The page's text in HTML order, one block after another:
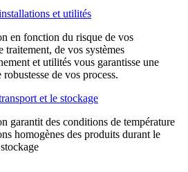
et utilités
en fonction du risque de vos
traitement, de vos systèmes
et utilités vous garantisse une
robustesse de vos process.
et le stockage
garantit des conditions de température
homogènes des produits durant le